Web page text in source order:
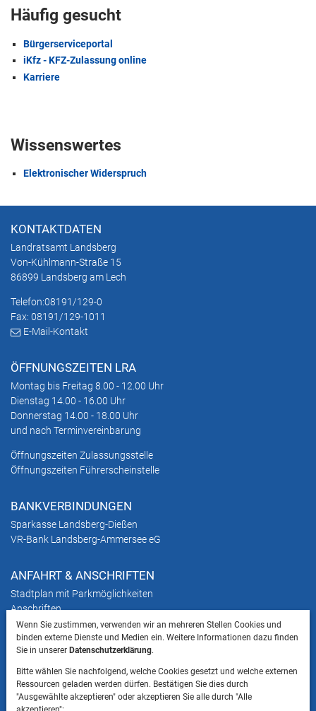
Häufig gesucht
Bürgerserviceportal
iKfz - KFZ-Zulassung online
Karriere
Wissenswertes
Elektronischer Widerspruch
KONTAKTDATEN
Landratsamt Landsberg
Von-Kühlmann-Straße 15
86899 Landsberg am Lech
Telefon:08191/129-0
Fax: 08191/129-1011
E-Mail-Kontakt
ÖFFNUNGSZEITEN LRA
Montag bis Freitag 8.00 - 12.00 Uhr
Dienstag 14.00 - 16.00 Uhr
Donnerstag 14.00 - 18.00 Uhr
und nach Terminvereinbarung
Öffnungszeiten Zulassungsstelle
Öffnungszeiten Führerscheinstelle
BANKVERBINDUNGEN
Sparkasse Landsberg-Dießen
VR-Bank Landsberg-Ammersee eG
ANFAHRT & ANSCHRIFTEN
Stadtplan mit Parkmöglichkeiten
Anschriften
HINWEIS
ins Landratsamt Landsberg am Lech NICHT
gestattet ist.
Wenn Sie zustimmen, verwenden wir an mehreren Stellen Cookies und
binden externe Dienste und Medien ein. Weitere Informationen dazu finden
Sie in unsererDatenschutzerklärung.
Bitte wählen Sie nachfolgend, welche Cookies gesetzt und welche externen
Ressourcen geladen werden dürfen. Bestätigen Sie dies durch
"Ausgewählte akzeptieren" oder akzeptieren Sie alle durch "Alle